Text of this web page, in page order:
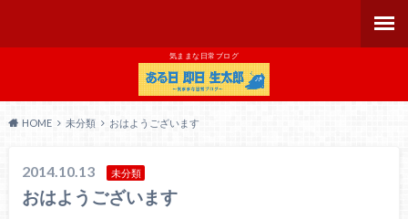
気ままな日常ブログ
HOME 未分類 おはようございます
2014.10.13 未分類
おはようございます